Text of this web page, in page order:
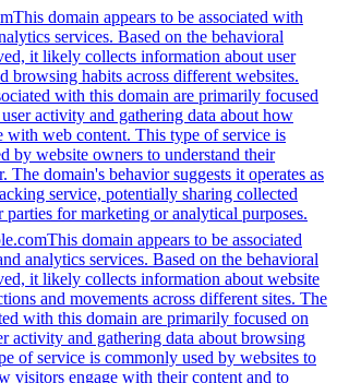
This domain appears to be associated with
services. Based on the behavioral
it likely collects information about user
browsing habits across different websites.
with this domain are primarily focused
activity and gathering data about how
with web content. This type of service is
by website owners to understand their
The domain's behavior suggests it operates as
service, potentially sharing collected
parties for marketing or analytical purposes.
This domain appears to be associated
analytics services. Based on the behavioral
it likely collects information about website
and movements across different sites. The
with this domain are primarily focused on
activity and gathering data about browsing
of service is commonly used by websites to
visitors engage with their content and to